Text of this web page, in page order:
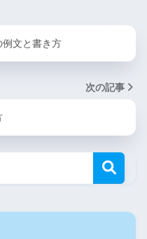
文と書き方
次の記事